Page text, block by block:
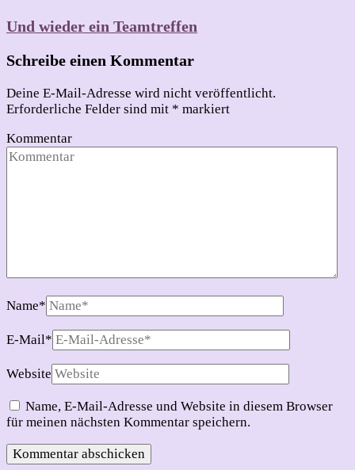
Und wieder ein Teamtreffen
Schreibe einen Kommentar
Deine E-Mail-Adresse wird nicht veröffentlicht.
Erforderliche Felder sind mit * markiert
Kommentar
Name*
E-Mail*
Website
Name, E-Mail-Adresse und Website in diesem Browser
für meinen nächsten Kommentar speichern.